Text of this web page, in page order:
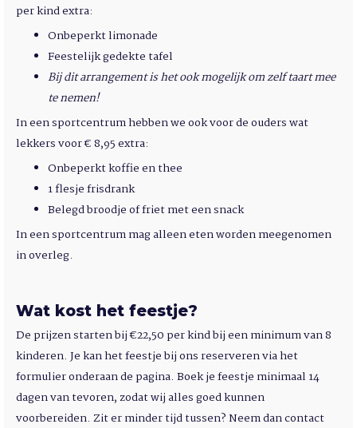
per kind extra:
Onbeperkt limonade
Feestelijk gedekte tafel
Bij dit arrangement is het ook mogelijk om zelf taart mee
te nemen!
In een sportcentrum hebben we ook voor de ouders wat
lekkers voor € 8,95 extra:
Onbeperkt koffie en thee
1 flesje frisdrank
Belegd broodje of friet met een snack
In een sportcentrum mag alleen eten worden meegenomen
in overleg.
Wat kost het feestje?
De prijzen starten bij €22,50 per kind bij een minimum van 8
kinderen. Je kan het feestje bij ons reserveren via het
formulier onderaan de pagina. Boek je feestje minimaal 14
dagen van tevoren, zodat wij alles goed kunnen
voorbereiden. Zit er minder tijd tussen? Neem dan contact